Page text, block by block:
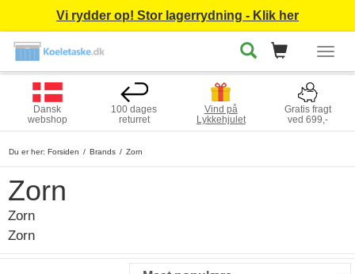
Vi rydder op! Stor lagerrydning - Klik her
Dansk
webshop
100 dages
returret
Vind på
Lykkehjulet
Gratis fragt
ved 699,-
Du er her: Forsiden Brands Zorn
Zorn
Zorn
Zorn